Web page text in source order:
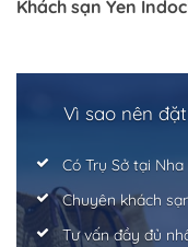
Khách sạn Yen
Vì sao nên
Có Trụ Sở tại Nha
Chuyên khách
Tư vấn đầy đủ